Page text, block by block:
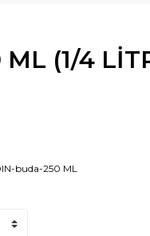
(1/4
buda-250 ML